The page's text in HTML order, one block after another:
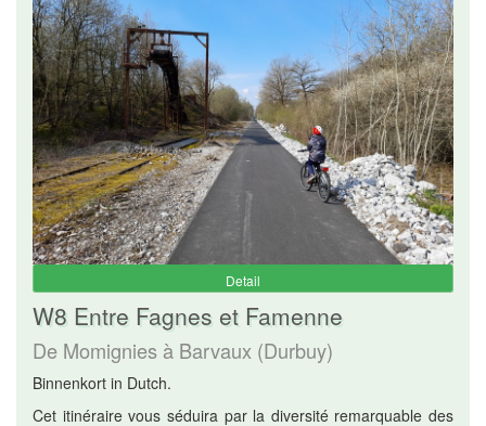
Detail
W8 Entre Fagnes et Famenne
De Momignies à Barvaux (Durbuy)
Binnenkort in Dutch.
Cet itinéraire vous séduira par la diversité remarquable des